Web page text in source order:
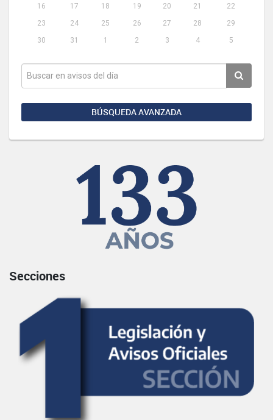
16
17 18 19 20 21
22
23
24 25 26 27 28
29
30
31 1 2 3 4 5
BÚSQUEDA AVANZADA
Secciones